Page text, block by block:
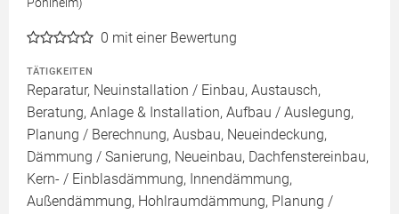
0 mit einer Bewertung
TÄTIGKEITEN
Reparatur, Neuinstallation / Einbau, Austausch,
Beratung, Anlage & Installation, Aufbau / Auslegung,
Planung / Berechnung, Ausbau, Neueindeckung,
Dämmung / Sanierung, Neueinbau, Dachfenstereinbau,
Kern- / Einblasdämmung, Innendämmung,
Außendämmung, Hohlraumdämmung, Planung /